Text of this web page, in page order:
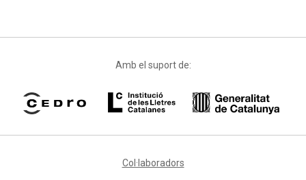
Amb el suport de:
Col·laboradors